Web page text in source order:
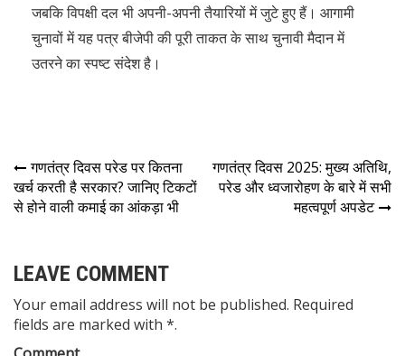
जबकि विपक्षी दल भी अपनी-अपनी तैयारियों में जुटे हुए हैं। आगामी
चुनावों में यह पत्र बीजेपी की पूरी ताकत के साथ चुनावी मैदान में
उतरने का स्पष्ट संदेश है।
गणतंत्र दिवस परेड पर कितना
खर्च करती है सरकार? जानिए टिकटों
से होने वाली कमाई का आंकड़ा भी
गणतंत्र दिवस 2025: मुख्य अतिथि,
परेड और ध्वजारोहण के बारे में सभी
महत्वपूर्ण अपडेट
LEAVE COMMENT
Your email address will not be published. Required
fields are marked with *.